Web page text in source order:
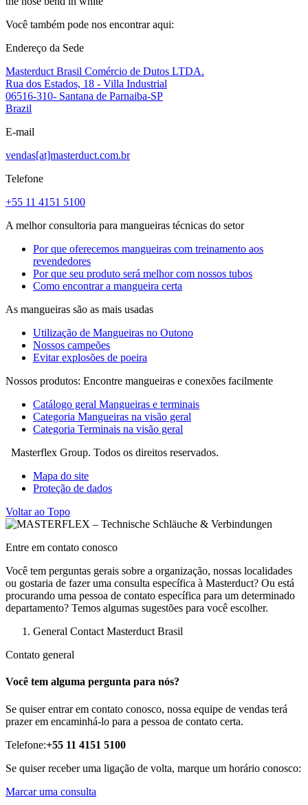
Você também pode nos encontrar aqui:
Endereço da Sede
Masterduct Brasil Comércio de Dutos LTDA.
Rua dos Estados, 18 - Villa Industrial
06516-310- Santana de Parnaiba-SP
Brazil
E-mail
vendas[at]masterduct.com.br
Telefone
+55 11 4151 5100
A melhor consultoria para mangueiras técnicas do setor
Por que oferecemos mangueiras com treinamento aos
revendedores
Por que seu produto será melhor com nossos tubos
Como encontrar a mangueira certa
As mangueiras são as mais usadas
Utilização de Mangueiras no Outono
Nossos campeões
Evitar explosões de poeira
Nossos produtos: Encontre mangueiras e conexões facilmente
Catálogo geral Mangueiras e terminais
Categoria Mangueiras na visão geral
Categoria Terminais na visão geral
Masterflex Group. Todos os direitos reservados.
Mapa do site
Proteção de dados
Voltar ao Topo
Entre em contato conosco
Você tem perguntas gerais sobre a organização, nossas localidades
ou gostaria de fazer uma consulta específica à Masterduct? Ou está
procurando uma pessoa de contato específica para um determinado
departamento? Temos algumas sugestões para você escolher.
General Contact Masterduct Brasil
Contato general
Você tem alguma pergunta para nós?
Se quiser entrar em contato conosco, nossa equipe de vendas terá
prazer em encaminhá-lo para a pessoa de contato certa.
Telefone:+55 11 4151 5100
Se quiser receber uma ligação de volta, marque um horário conosco:
Marcar uma consulta